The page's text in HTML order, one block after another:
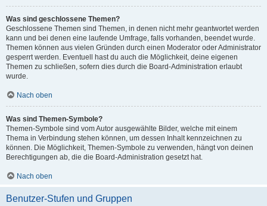
Was sind geschlossene Themen?
Geschlossene Themen sind Themen, in denen nicht mehr geantwortet werden
kann und bei denen eine laufende Umfrage, falls vorhanden, beendet wurde.
Themen können aus vielen Gründen durch einen Moderator oder Administrator
gesperrt werden. Eventuell hast du auch die Möglichkeit, deine eigenen
Themen zu schließen, sofern dies durch die Board-Administration erlaubt
wurde.
Nach oben
Was sind Themen-Symbole?
Themen-Symbole sind vom Autor ausgewählte Bilder, welche mit einem
Thema in Verbindung stehen können, um dessen Inhalt kennzeichnen zu
können. Die Möglichkeit, Themen-Symbole zu verwenden, hängt von deinen
Berechtigungen ab, die die Board-Administration gesetzt hat.
Nach oben
Benutzer-Stufen und Gruppen